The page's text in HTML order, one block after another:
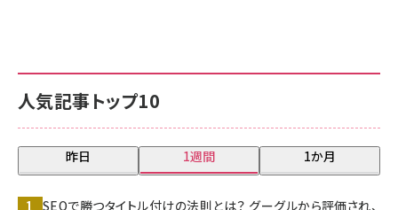
人気記事トップ10
昨日 1週間 1か月
SEOで勝つタイトル付けの法則とは？ グーグルから評価され、